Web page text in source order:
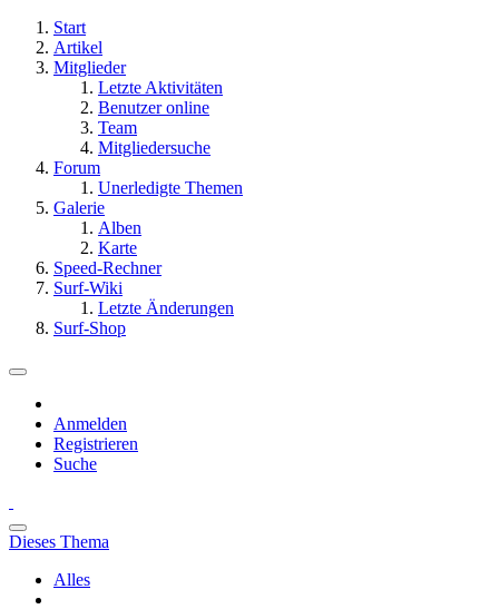
Start
Artikel
Mitglieder
Letzte Aktivitäten
Benutzer online
Team
Mitgliedersuche
Forum
Unerledigte Themen
Galerie
Alben
Karte
Speed-Rechner
Surf-Wiki
Letzte Änderungen
Surf-Shop
Anmelden
Registrieren
Suche
Dieses Thema
Alles